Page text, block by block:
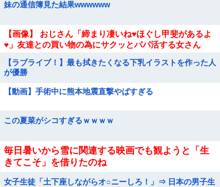
妹の通信簿見た結果wwwwww
【画像】 おじさん「締まり凄いね♥ほぐし甲斐があるよ
♥」友達との買い物の為にサクッとパパ活する女さん
【ラブライブ！】最も拭きたくなる下乳イラストを作った人
が優勝
【動画】手術中に熊本地震直撃やばすぎる
この夏菜がシコすぎるｗｗｗｗ
毎日暑いから雪に関連する映画でも観ようと「生
きてこそ」を借りたのね
女子生徒「土下座しながらオ○ニーしろ！」⇒ 日本の男子生